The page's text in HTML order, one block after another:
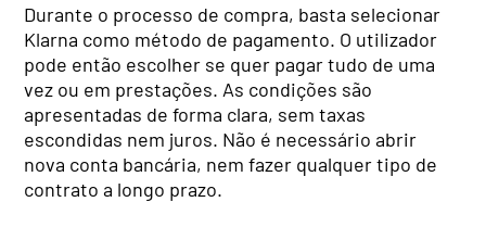
Durante o processo de compra, basta selecionar
Klarna como método de pagamento. O utilizador
pode então escolher se quer pagar tudo de uma
vez ou em prestações. As condições são
apresentadas de forma clara, sem taxas
escondidas nem juros. Não é necessário abrir
nova conta bancária, nem fazer qualquer tipo de
contrato a longo prazo.